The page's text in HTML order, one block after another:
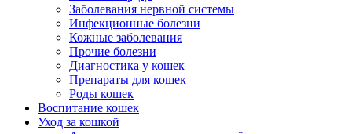
Заболевания нервной системы
Инфекционные болезни
Кожные заболевания
Прочие болезни
Диагностика у кошек
Препараты для кошек
Роды кошек
Воспитание кошек
Уход за кошкой